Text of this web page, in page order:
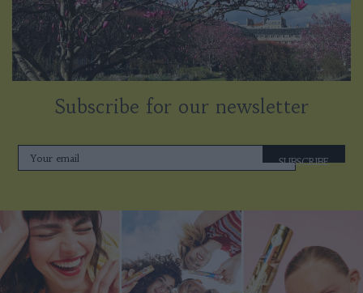
Subscribe for our newsletter
SUBSCRIBE